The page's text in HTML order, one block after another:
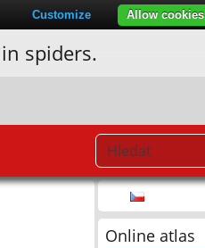
spiders.
Online atlas
Allow cookies
Customize